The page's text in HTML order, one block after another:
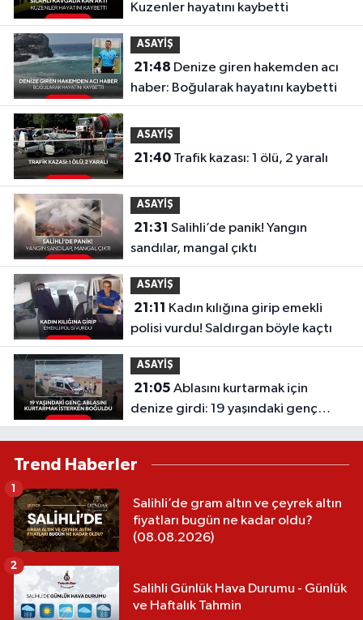
Kuzenler hayatını kaybetti
ASAYİŞ
21:48
haber: Boğularak hayatını kaybetti
ASAYİŞ
21:40 Trafik kazası: 1 ölü, 2 yaralı
ASAYİŞ
21:31
sandılar, mangal çıktı
ASAYİŞ
21:11
polisi vurdu! Saldırgan böyle kaçtı
ASAYİŞ
21:05
denize girdi: 19 yaşındaki genç
hayatını kaybetti
Trend Haberler
Salihli’de gram altın ve çeyrek altın
fiyatları bugün ne kadar oldu?
(08.08.2026)
1
Salihli Günlük Hava Durumu - Günlük
ve Haftalık Tahmin
2